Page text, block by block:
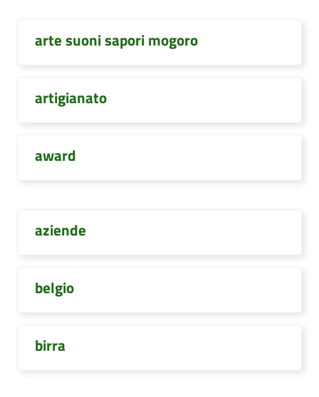
arte suoni sapori mogoro
artigianato
award
aziende
belgio
birra